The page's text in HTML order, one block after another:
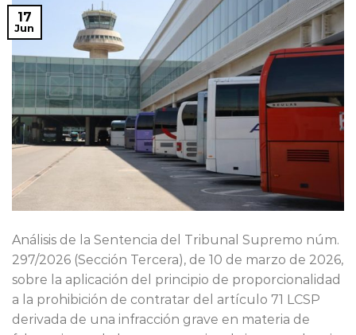
17
Jun
Análisis de la Sentencia del Tribunal Supremo núm.
297/2026 (Sección Tercera), de 10 de marzo de 2026,
sobre la aplicación del principio de proporcionalidad
a la prohibición de contratar del artículo 71 LCSP
derivada de una infracción grave en materia de